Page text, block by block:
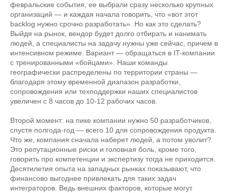
февральские события, ее выбрали сразу несколько крупных
организаций — и каждая начала говорить, что «вот этот
backlog нужно срочно разработать». Но как это сделать?
Выйдя на рынок, вендор будет долго отбирать и нанимать
людей, а специалисты на задачу нужны уже сейчас, причем в
интенсивном режиме. Вариант — обращаться в IT-компании
с тренированными «бойцами». Наши команды
географически распределены по территории страны —
благодаря этому временной диапазон разработки,
сопровождения или техподдержки наших специалистов
увеличен с 8 часов до 10-12 рабочих часов.
Второй момент: на пике компании нужно 50 разработчиков,
спустя полгода-год — всего 10 для сопровождения продукта.
Что же, компания сначала наберет людей, а потом уволит?
Это репутационные риски и головная боль, кроме того,
говорить про компетенции и экспертизу тогда не приходится.
Десятилетия опыта на западных рынках показывают, что
финансово выгоднее привлекать для таких задач
интеграторов. Ведь внешних факторов, которые могут